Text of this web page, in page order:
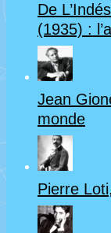
De
(1935) :
Jean
monde
Pierre